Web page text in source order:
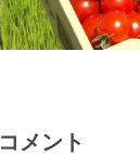
コメント